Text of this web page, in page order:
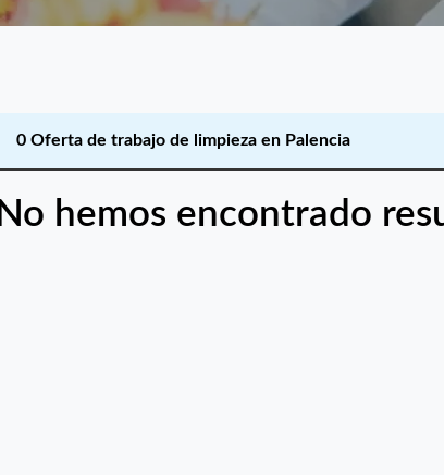
0 Oferta de trabajo de limpieza en Palencia
No hemos encontrado